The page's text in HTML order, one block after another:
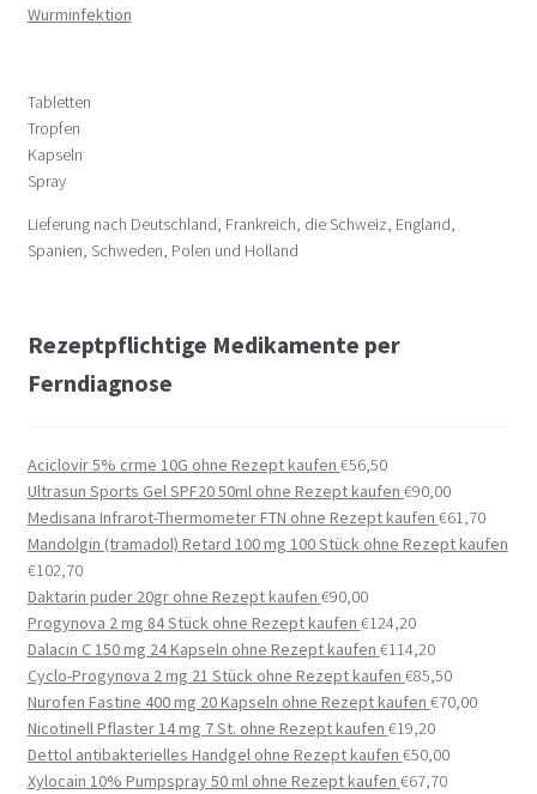
Wurminfektion
Tabletten
Tropfen
Kapseln
Spray
Lieferung nach Deutschland, Frankreich, die Schweiz, England,
Spanien, Schweden, Polen und Holland
Rezeptpflichtige Medikamente per
Ferndiagnose
Aciclovir 5% crme 10G ohne Rezept kaufen €56,50
Ultrasun Sports Gel SPF20 50ml ohne Rezept kaufen €90,00
Medisana Infrarot-Thermometer FTN ohne Rezept kaufen €61,70
Mandolgin (tramadol) Retard 100 mg 100 Stück ohne Rezept kaufen
€102,70
Daktarin puder 20gr ohne Rezept kaufen €90,00
Progynova 2 mg 84 Stück ohne Rezept kaufen €124,20
Dalacin C 150 mg 24 Kapseln ohne Rezept kaufen €114,20
Cyclo-Progynova 2 mg 21 Stück ohne Rezept kaufen €85,50
Nurofen Fastine 400 mg 20 Kapseln ohne Rezept kaufen €70,00
Nicotinell Pflaster 14 mg 7 St. ohne Rezept kaufen €19,20
Dettol antibakterielles Handgel ohne Rezept kaufen €50,00
Xylocain 10% Pumpspray 50 ml ohne Rezept kaufen €67,70